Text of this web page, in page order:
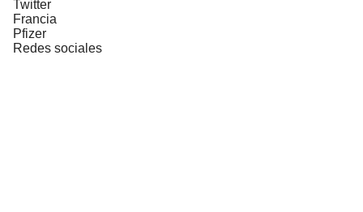
Twitter
Francia
Pfizer
Redes sociales